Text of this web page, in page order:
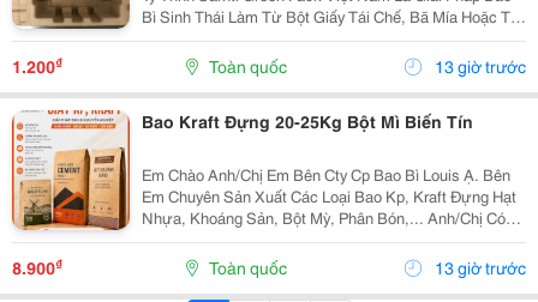
Bì Sinh Thái Làm Từ Bột Giấy Tái Chế, Bã Mía Hoặc Tre,
Được Ép Khuôn 3D Theo Hình Dạng Sản Phẩm.
&Middot; Thân Thiện Môi Trường: Khả Năng Phân...
1.200₫ Toàn quốc 13 giờ trước
Bao Kraft Đựng 20-25Kg Bột Mì Biến Tín
Em Chào Anh/Chị Em Bên Cty Cp Bao Bì Louis Ạ. Bên
Em Chuyên Sản Xuất Các Loại Bao Kp, Kraft Đựng Hạt
Nhựa, Khoáng Sản, Bột Mỳ, Phân Bón,... Anh/Chị Có
Nhu Cầu Sử Dụng Bao Bì, Liên Hệ Em Nhé. Em Báo Giá
Tại Xưởng Ạ. Sđt/Zalo: 0354 000 197 Hoặc Email:...
8.900₫ Toàn quốc 13 giờ trước